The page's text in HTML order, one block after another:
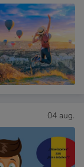
04 aug.